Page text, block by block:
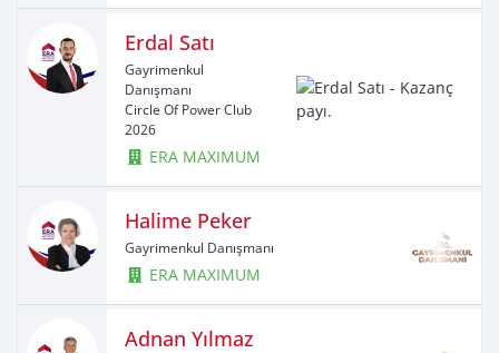
Erdal Satı
Gayrimenkul
Danışmanı
Circle Of Power Club
2026
ERA MAXIMUM
Halime Peker
Gayrimenkul Danışmanı
ERA MAXIMUM
Adnan Yılmaz